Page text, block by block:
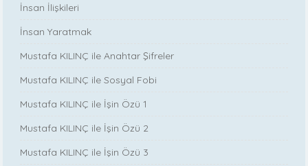
İnsan İlişkileri
İnsan Yaratmak
Mustafa KILINÇ ile Anahtar Şifreler
Mustafa KILINÇ ile Sosyal Fobi
Mustafa KILINÇ ile İşin Özü 1
Mustafa KILINÇ ile İşin Özü 2
Mustafa KILINÇ ile İşin Özü 3